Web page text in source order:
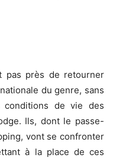
pas près de retourner
du genre, sans
de vie des
Ils, dont le passe-
vont se confronter
à la place de ces